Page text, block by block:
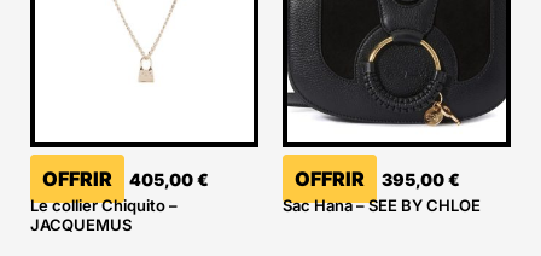
OFFRIR 405,00€
Le collier Chiquito –
JACQUEMUS
OFFRIR 395,00€
Sac Hana – SEE BY CHLOE